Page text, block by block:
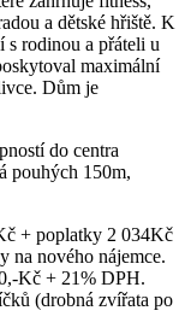
a dětské hřiště. K
s rodinou a přáteli u
maximální
Dům je
do centra
pouhých 150m,
+ poplatky 2 034Kč
na nového nájemce.
Kč + 21% DPH.
(drobná zvířata po